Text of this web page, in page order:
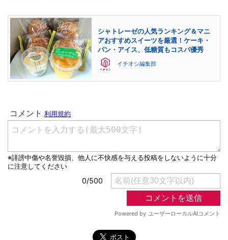
シャトレーゼの人気ランキング＆マニ
アおすすめスイーツを厳選！ケーキ・
パン・アイス、低糖質もコスパ優秀
イチオシ編集部